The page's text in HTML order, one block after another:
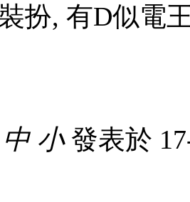
扮, 有D似電
中 小發表於